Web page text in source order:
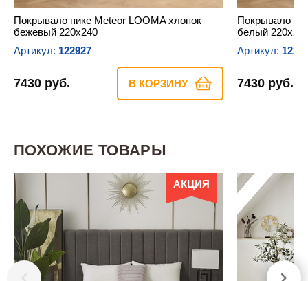
Покрывало пике Meteor LOOMA хлопок
бежевый 220х240
Артикул: 122927
7430 руб. В КОРЗИНУ
Покрывало
белый
Артикул:
7430 руб.
ПОХОЖИЕ ТОВАРЫ
АКЦИЯ